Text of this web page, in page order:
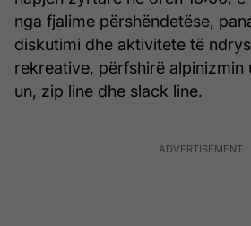
nga fjalime përshëndetëse,
diskutimi dhe aktivitete të
rekreative, përfshirë alpinizmin
un, zip line dhe slack line.